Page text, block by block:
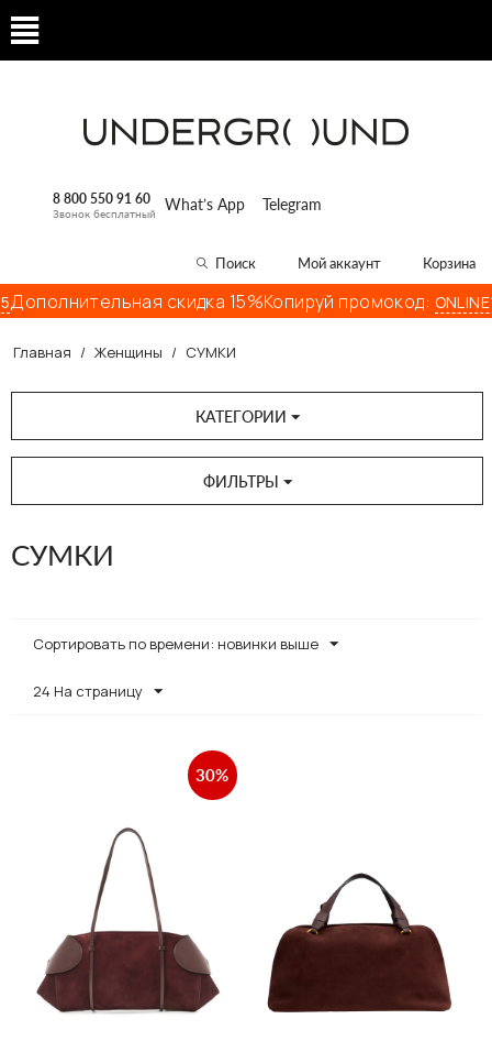
8 800 550 91 60
Звонок бесплатный What’s App Telegram
Поиск Мой аккаунт Корзина
скидка 15%Копируй промокод:ONLINE15
Главная / Женщины / СУМКИ
КАТЕГОРИИ
ФИЛЬТРЫ
СУМКИ
Сортировать по времени: новинки выше
24 На страницу
30%